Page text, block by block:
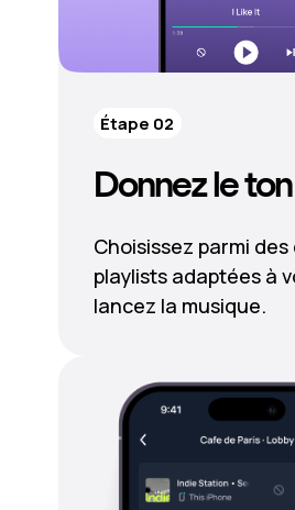
Donnez le ton
Choisissez parmi
playlists adaptées à
lancez la musique.
Étape 02